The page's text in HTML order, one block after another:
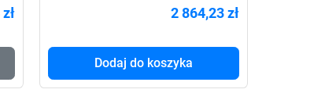
2 864,23 zł
Dodaj do koszyka